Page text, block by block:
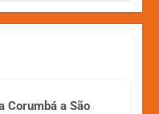
Corumbá a São